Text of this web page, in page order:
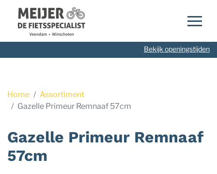
Navigatie
Bekijk openingstijden
Home
Assortiment
Gazelle Primeur Remnaaf 57cm
Gazelle Primeur Remnaaf
57cm